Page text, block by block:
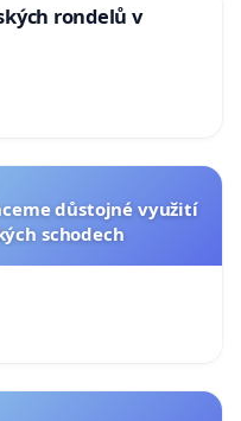
rondelů v
důstojné využití
schodech